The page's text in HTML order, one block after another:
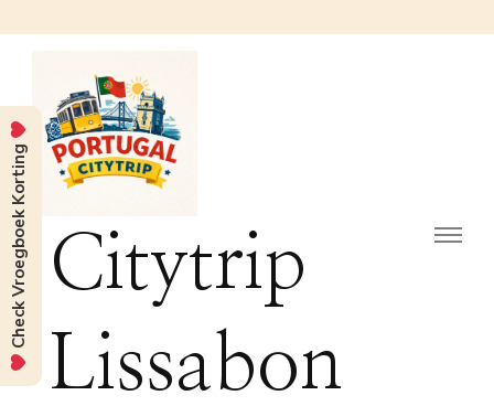
Citytrip
Lissabon
Check Vroegboek Korting